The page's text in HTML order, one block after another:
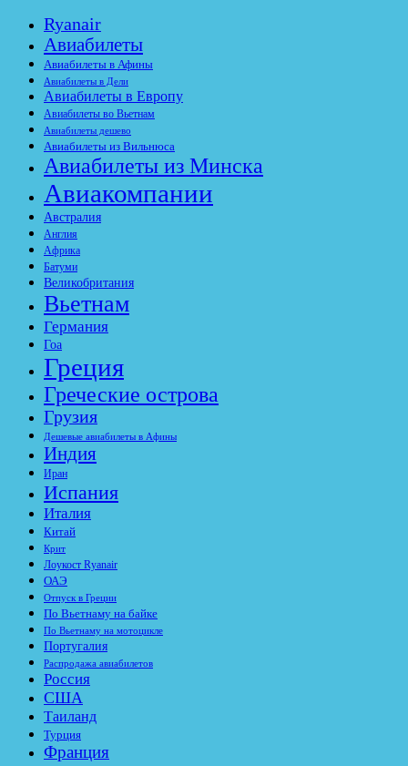
Ryanair
Авиабилеты
Авиабилеты в Афины
Авиабилеты в Дели
Авиабилеты в Европу
Авиабилеты во Вьетнам
Авиабилеты дешево
Авиабилеты из Вильнюса
Авиабилеты из Минска
Авиакомпании
Австралия
Англия
Африка
Батуми
Великобритания
Вьетнам
Германия
Гоа
Греция
Греческие острова
Грузия
Дешевые авиабилеты в Афины
Индия
Иран
Испания
Италия
Китай
Крит
Лоукост Ryanair
ОАЭ
Отпуск в Греции
По Вьетнаму на байке
По Вьетнаму на мотоцикле
Португалия
Распродажа авиабилетов
Россия
США
Таиланд
Турция
Франция